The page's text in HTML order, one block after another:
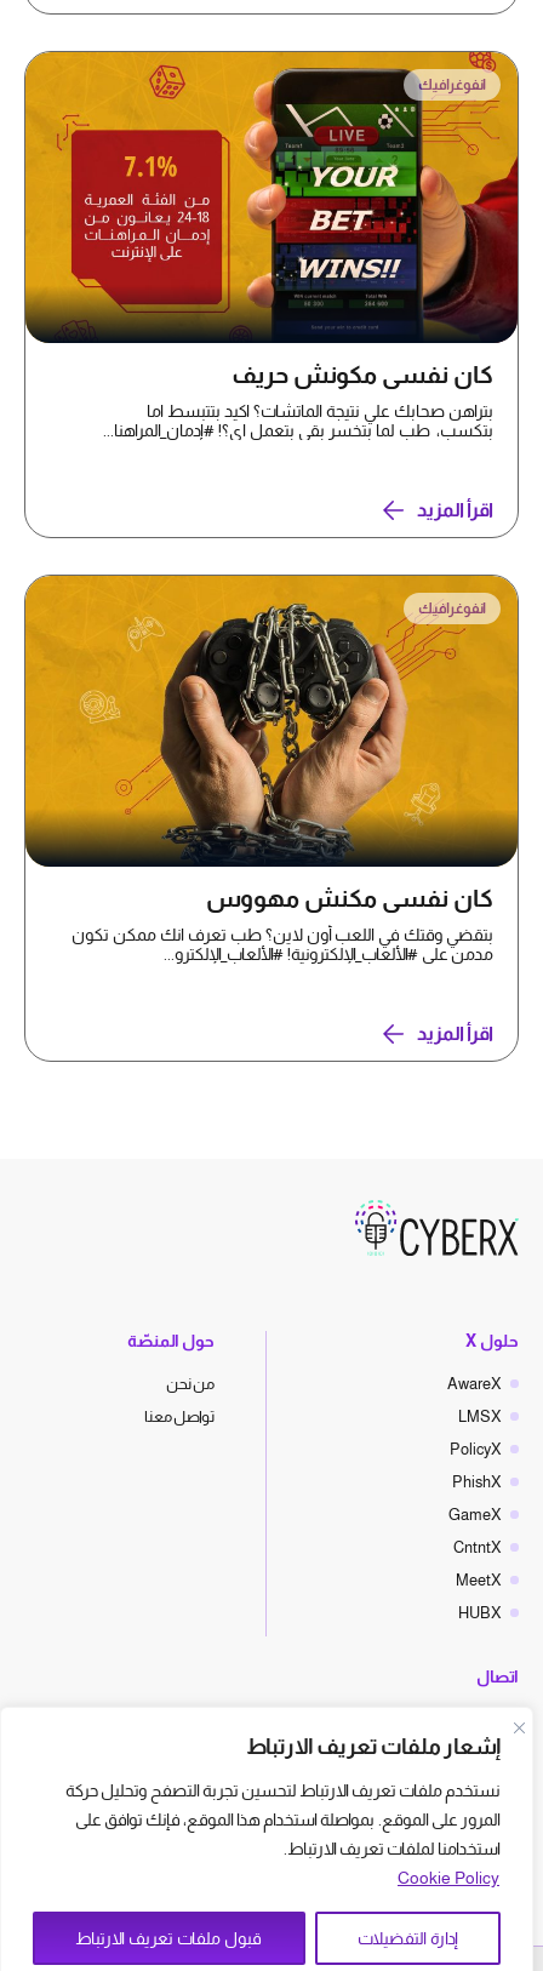
إشعار ملفات تعريف الارتباط
نستخدم ملفات تعريف الارتباط لتحسين تجربة التصفح وتحليل حركة
المرور على الموقع. بمواصلة استخدام هذا الموقع، فإنك توافق على
استخدامنا لملفات تعريف الارتباط.
Cookie Policy
إدارة التفضيلات قبول ملفات تعريف الارتباط
انفوغرافيك
كان نفسي مكونش حريف
بتراهن صحابك علي نتيجة الماتشات؟ اكيد بتتبسط اما
بتكسب، طب لما بتخسر بقي بتعمل اي؟! #إدمان_المراهنا...
اقرأ المزيد
انفوغرافيك
كان نفسي مكنش مهووس
بتقضي وقتك في اللعب أون لاين؟ طب تعرف انك ممكن تكون
مدمن على #الألعاب_الإلكترونية! #الألعاب_الإلكترو...
اقرأ المزيد
حلول X
AwareX
LMSX
PolicyX
PhishX
GameX
CntntX
MeetX
HUBX
حول المنصّة
من نحن
تواصل معنا
اتصال
hello@cyberx.world